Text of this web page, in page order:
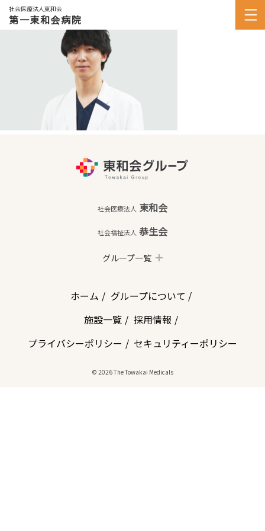
社会医療法人東和会
第一東和会病院
社会医療法人 東和会
社会福祉法人 恭生会
グループ一覧
ホーム
グループについて
施設一覧
採用情報
プライバシーポリシー
セキュリティーポリシー
© 2026 The Towakai Medicals